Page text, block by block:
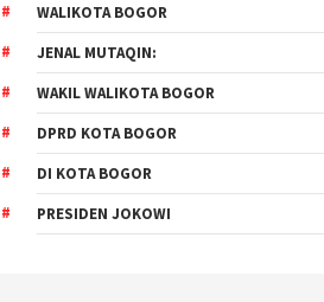
WALIKOTA BOGOR
JENAL MUTAQIN:
WAKIL WALIKOTA BOGOR
DPRD KOTA BOGOR
DI KOTA BOGOR
PRESIDEN JOKOWI